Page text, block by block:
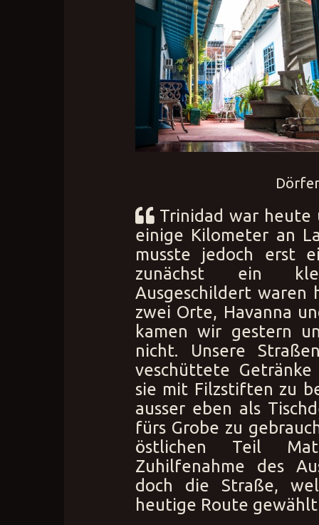
Trinidad war heute
einige Kilometer an
musste jedoch erst
zunächst ein
Ausgeschildert waren
zwei Orte, Havanna
kamen wir gestern
nicht. Unsere
veschüttete
sie mit Filzstiften zu
ausser eben als
fürs Grobe zu
östlichen Teil
Zuhilfenahme des
doch die Straße,
heutige Route